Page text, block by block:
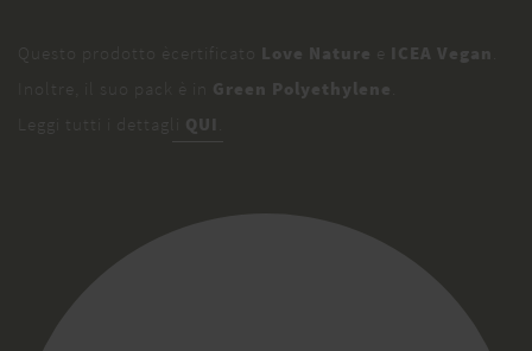
Questo prodotto ècertificato Love Nature e ICEA Vegan
Inoltre, il suo pack è in Green Polyethylene
Leggi tutti i dettagli QUI